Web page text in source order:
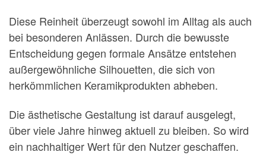
Diese Reinheit überzeugt sowohl im Alltag als auch
bei besonderen Anlässen. Durch die bewusste
Entscheidung gegen formale Ansätze entstehen
außergewöhnliche Silhouetten, die sich von
herkömmlichen Keramikprodukten abheben.
Die ästhetische Gestaltung ist darauf ausgelegt,
über viele Jahre hinweg aktuell zu bleiben. So wird
ein nachhaltiger Wert für den Nutzer geschaffen.